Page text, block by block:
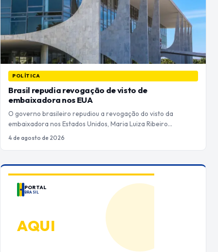
POLÍTICA
Brasil repudia revogação de visto de
embaixadora nos EUA
O governo brasileiro repudiou a revogação do visto da
embaixadora nos Estados Unidos, Maria Luiza Ribeiro…
4 de agosto de 2026
PORTAL
BRASIL
AQUI